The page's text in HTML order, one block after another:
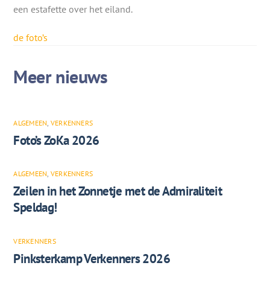
een estafette over het eiland.
de foto’s
ALGEMEEN VERKENNERS
Foto’s ZoKa 2026
ALGEMEEN, VERKENNERS
Zeilen in het Zonnetje met de Admiraliteit
Speldag!
VERKENNERS
Pinksterkamp Verkenners 2026